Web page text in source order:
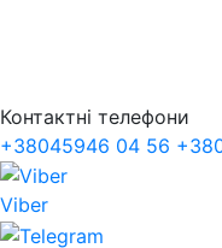
Контактні телефони
+38045946 04 56 +38
Viber